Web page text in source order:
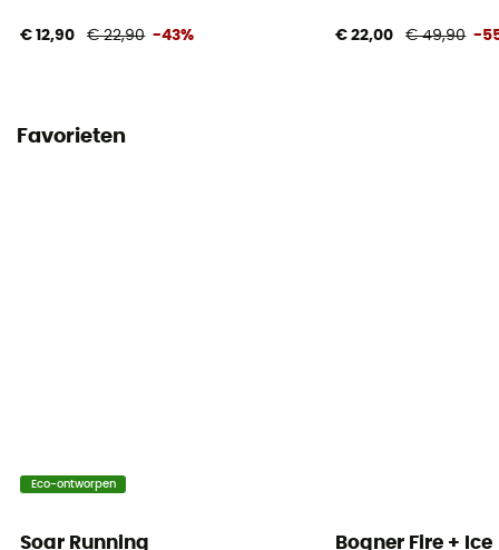
€ 12,90 € 22,90 -43% € 22,00 € 49,90 -
Favorieten
Eco-ontworpen
Soar Running Bogner Fire + Ice